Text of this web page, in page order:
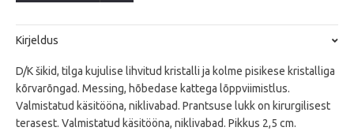
Kirjeldus
D/K šikid, tilga kujulise lihvitud kristalli ja kolme pisikese kristalliga
kõrvarõngad. Messing, hõbedase kattega lõppviimistlus.
Valmistatud käsitööna, niklivabad. Prantsuse lukk on kirurgilisest
terasest. Valmistatud käsitööna, niklivabad. Pikkus 2,5 cm.